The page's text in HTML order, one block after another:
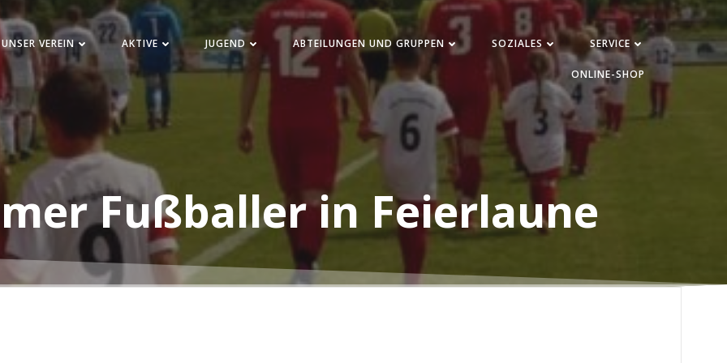
UNSER VEREIN AKTIVE JUGEND ABTEILUNGEN UND GRUPPEN SOZIALES SERVICE
ONLINE-SHOP
Fußballer in Feierlaune